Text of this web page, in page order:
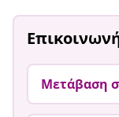
Μετάβαση